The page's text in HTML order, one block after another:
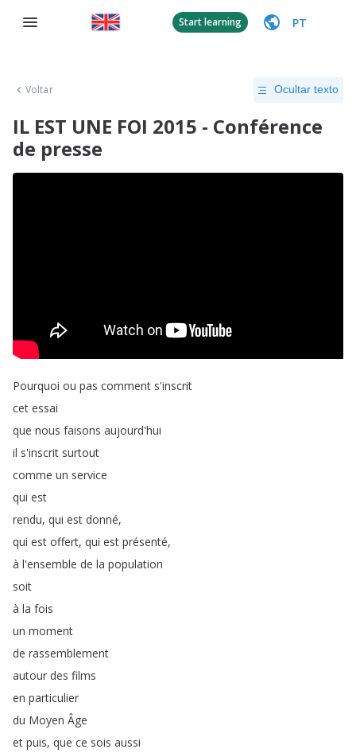
Start learning PT
Voltar Ocultar texto
IL EST UNE FOI 2015 - Conférence
de presse
Pourquoi ou pas comment s'inscrit
cet essai
que nous faisons aujourd'hui
il s'inscrit surtout
comme un service
qui est
rendu, qui est donné,
qui est offert, qui est présenté,
à l'ensemble de la population
soit
à la fois
un moment
de rassemblement
autour des films
en particulier
du Moyen Âge
et puis, que ce sois aussi